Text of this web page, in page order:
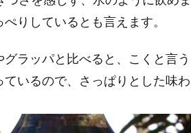
りしているとも言えます。
ラッパと比べると、こくと言う
いるので、さっぱりとした味わ